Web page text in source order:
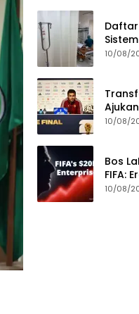
Dunia
10/08/
Lebih
10/08/
Bos
FIFA:
10/08/